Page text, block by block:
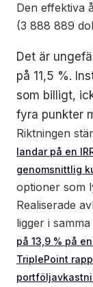
Den effektiva
(3 888 889
Det är
på 11,5 %.
som billigt,
fyra punkter
Riktningen
landar på en
genomsnittlig
optioner som
Realiserade
ligger i
på 13,9 % på
TriplePoint